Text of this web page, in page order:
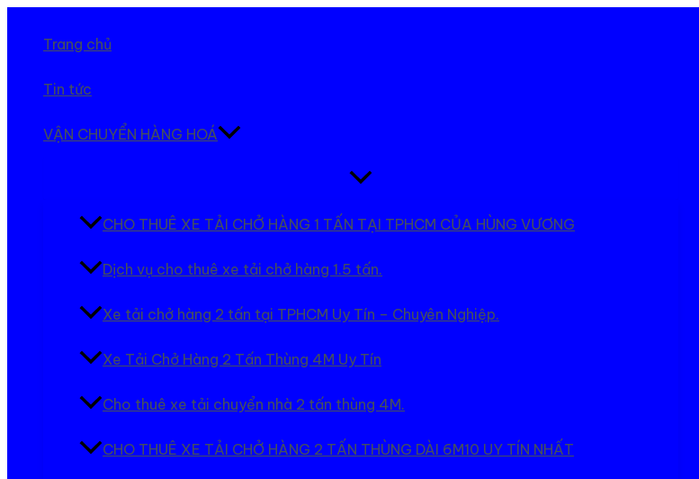
Trang chủ
Tin tức
VẬN CHUYỂN HÀNG HOÁ
Bật/tắt
CHO THUÊ XE TẢI CHỞ HÀNG 1 TẤN TẠI TPHCM CỦA HÙNG VƯƠNG
Dịch vụ cho thuê xe tải chở hàng 1.5 tấn.
Xe tải chở hàng 2 tấn tại TPHCM Uy Tín – Chuyên Nghiệp.
Xe Tải Chở Hàng 2 Tấn Thùng 4M Uy Tín
Cho thuê xe tải chuyển nhà 2 tấn thùng 4M.
CHO THUÊ XE TẢI CHỞ HÀNG 2 TẤN THÙNG DÀI 6M10 UY TÍN NHẤT